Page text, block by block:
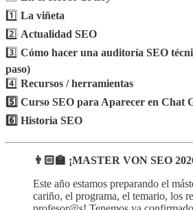
1️⃣ La viñeta
2️⃣ Actualidad SEO
3️⃣ Cómo hacer una auditoría SEO
paso)
4️⃣ Recursos / herramientas
5️⃣ Curso SEO para Aparecer en Chat
6️⃣ Historia SEO
👨🏻‍🏫 ¡MASTER VON SEO
Este año estamos preparando el
cariño, el programa, el temario, los